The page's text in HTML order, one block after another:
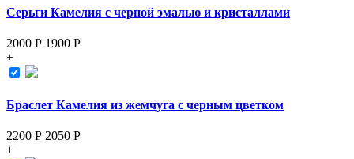
Серьги Камелия с черной эмалью и кристаллами
2000 Р 1900 Р
+
Браслет Камелия из жемчуга с черным цветком
2200 Р 2050 Р
+